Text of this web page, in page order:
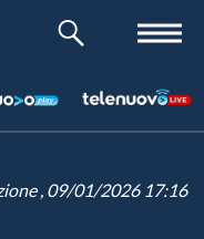
, 09/01/2026 17:16